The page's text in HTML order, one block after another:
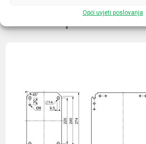
Opći uvjeti poslovanja